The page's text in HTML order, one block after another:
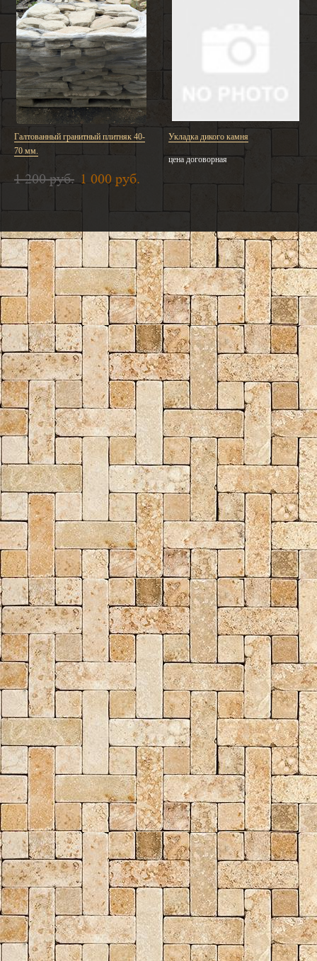
Галтованный гранитный плитняк 40-
70 мм.
1 200 руб. 1 000 руб.
Укладка дикого камня
цена договорная